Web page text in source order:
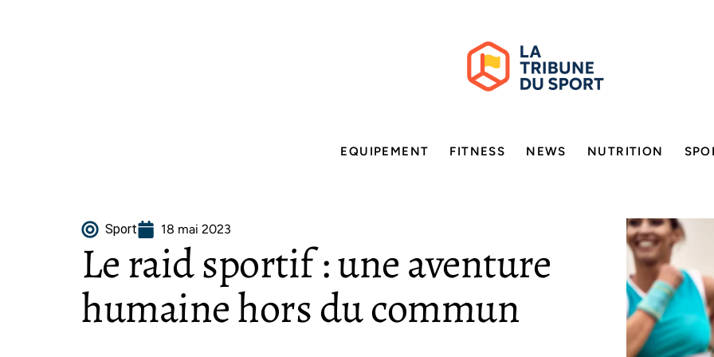
EQUIPEMENT FITNESS NEWS NUTRITION
Sport 18 mai 2023
Le raid sportif : une aventure
humaine hors du commun